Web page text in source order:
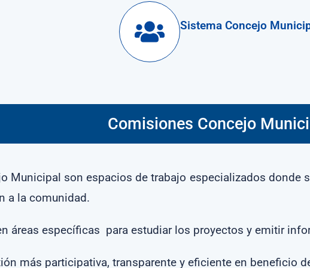
Sistema Concejo
Comisiones Concejo
Municipal son espacios de trabajo especializados donde
a la comunidad.
áreas específicas para estudiar los proyectos y emitir
más participativa, transparente y eficiente en beneficio